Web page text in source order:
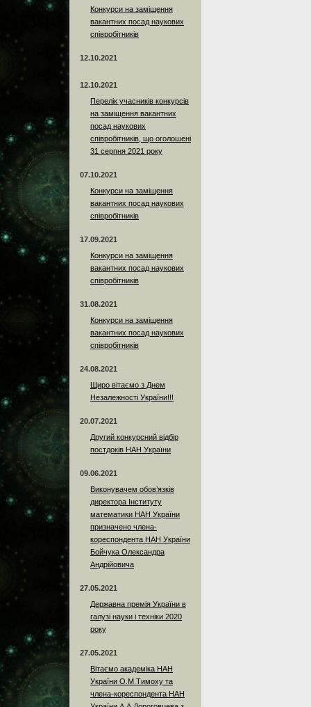
Конкурси на заміщення
вакантних посад наукових
співробітників
12.10.2021
12.10.2021
Перелік учасників конкурсів
на заміщення вакантних
посад наукових
співробітників, що оголошені
31 серпня 2021 року
07.10.2021
Конкурси на заміщення
вакантних посад наукових
співробітників
17.09.2021
Конкурси на заміщення
вакантних посад наукових
співробітників
31.08.2021
Конкурси на заміщення
вакантних посад наукових
співробітників
24.08.2021
Щиро вітаємо з Днем
Незалежності України!!!
20.07.2021
Другий конкурсний відбір
постдоків НАН України
09.06.2021
Виконувачем обов’язків
директора Інституту
математики НАН України
призначено члена-
кореспондента НАН України
Бойчука Олександра
Андрійовича
27.05.2021
Державна премія України в
галузі науки і техніки 2020
року
27.05.2021
Вітаємо академіка НАН
України О.М.Тимоху та
члена-кореспондента НАН